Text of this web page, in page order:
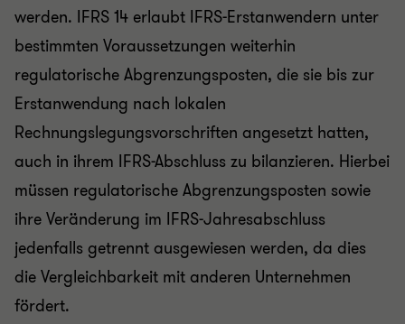
werden. IFRS 14 erlaubt IFRS-Erstanwendern unter
bestimmten Voraussetzungen weiterhin
regulatorische Abgrenzungsposten, die sie bis zur
Erstanwendung nach lokalen
Rechnungslegungsvorschriften angesetzt hatten,
auch in ihrem IFRS-Abschluss zu bilanzieren. Hierbei
müssen regulatorische Abgrenzungsposten sowie
ihre Veränderung im IFRS-Jahresabschluss
jedenfalls getrennt ausgewiesen werden, da dies
die Vergleichbarkeit mit anderen Unternehmen
fördert.